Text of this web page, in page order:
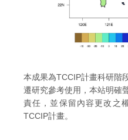
本成果為TCCIP計畫科研階
遷研究參考使用，本站明確
責任，並保留內容更改之
TCCIP計畫。